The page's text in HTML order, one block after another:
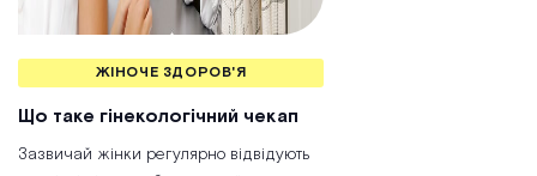
ЖІНОЧЕ ЗДОРОВ'Я
Що таке гінекологічний чекап
Зазвичай жінки регулярно відвідують